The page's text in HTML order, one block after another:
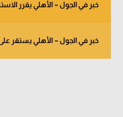
خبر في الجول – الأهلي يقرر
خبر في الجول – الأهلي يستقر